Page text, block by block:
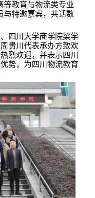
等教育与物流类专业
与特邀嘉宾，共话数
四川大学商学院梁学
贵川代表承办方致欢
烈欢迎，并表示四川
势，为四川物流教育